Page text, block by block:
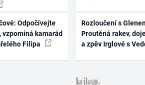
Odpočívejte
vzpomíná kamarád
Filipa
Rozloučení s
Proutěná rakev,
a zpěv Irglové s